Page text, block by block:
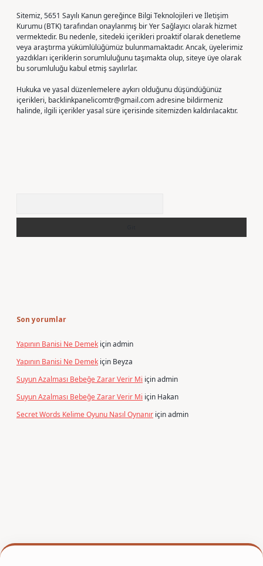
Sitemiz, 5651 Sayılı Kanun gereğince Bilgi Teknolojileri ve İletişim
Kurumu (BTK) tarafından onaylanmış bir Yer Sağlayıcı olarak hizmet
vermektedir. Bu nedenle, sitedeki içerikleri proaktif olarak denetleme
veya araştırma yükümlülüğümüz bulunmamaktadır. Ancak, üyelerimiz
yazdıkları içeriklerin sorumluluğunu taşımakta olup, siteye üye olarak
bu sorumluluğu kabul etmiş sayılırlar.
Hukuka ve yasal düzenlemelere aykırı olduğunu düşündüğünüz
içerikleri, backlinkpanelicomtr@gmail.comadresine bildirmeniz
halinde, ilgili içerikler yasal süre içerisinde sitemizden kaldırılacaktır.
Son yorumlar
Yapının Banisi Ne Demek içinadmin
Yapının Banisi Ne Demek için Beyza
Suyun Azalması Bebeğe Zarar Verir Mi içinadmin
Suyun Azalması Bebeğe Zarar Verir Mi için Hakan
Secret Words Kelime Oyunu Nasıl Oynanır içinadmin